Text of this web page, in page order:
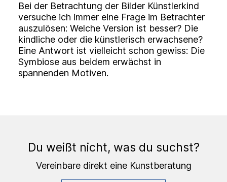
Bei der Betrachtung der Bilder Künstlerkind
versuche ich immer eine Frage im Betrachter
auszulösen: Welche Version ist besser? Die
kindliche oder die künstlerisch erwachsene?
Eine Antwort ist vielleicht schon gewiss: Die
Symbiose aus beidem erwächst in
spannenden Motiven.
Du weißt nicht, was du suchst?
Vereinbare direkt eine Kunstberatung